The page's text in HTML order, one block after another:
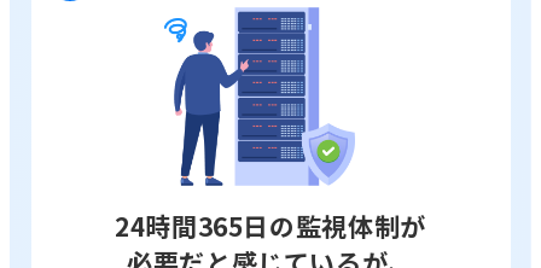
24時間365日の監視体制が